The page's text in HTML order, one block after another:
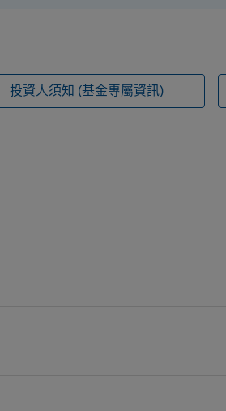
投資人須知 (基金專屬資訊)